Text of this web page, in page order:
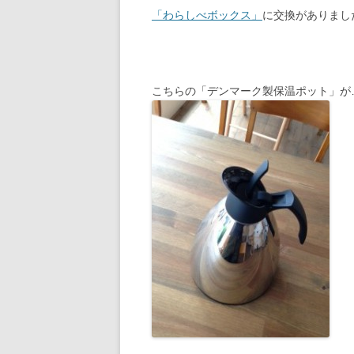
「わらしべボックス」 に交換がありまし
こちらの「デンマーク製保温ポット」